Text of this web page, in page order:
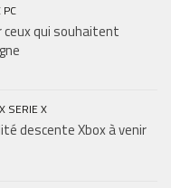
PC
qui souhaitent
SERIE X
descente Xbox à venir